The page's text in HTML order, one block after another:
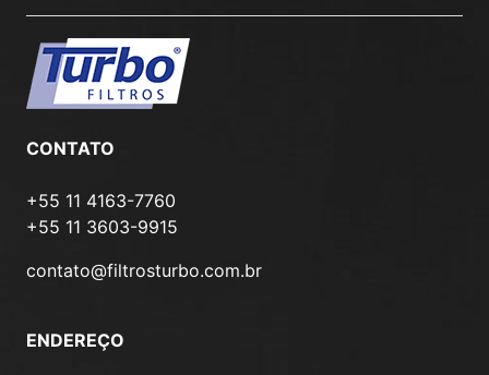
CONTATO
+55 11 4163-7760
+55 11 3603-9915
contato@filtrosturbo.com.br
ENDEREÇO